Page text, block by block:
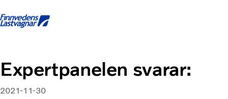
Lastbilar
Expertpanelen svarar:
2021-11-30